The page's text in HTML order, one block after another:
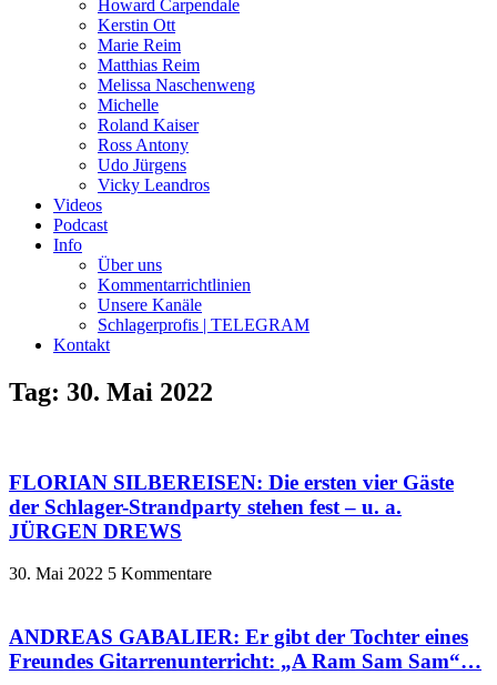
Howard Carpendale
Kerstin Ott
Marie Reim
Matthias Reim
Melissa Naschenweng
Michelle
Roland Kaiser
Ross Antony
Udo Jürgens
Vicky Leandros
Videos
Podcast
Info
Über uns
Kommentarrichtlinien
Unsere Kanäle
Schlagerprofis | TELEGRAM
Kontakt
Tag: 30. Mai 2022
FLORIAN SILBEREISEN: Die ersten vier Gäste
der Schlager-Strandparty stehen fest – u. a.
JÜRGEN DREWS
30. Mai 2022 5 Kommentare
ANDREAS GABALIER: Er gibt der Tochter eines
Freundes Gitarrenunterricht: „A Ram Sam Sam“…